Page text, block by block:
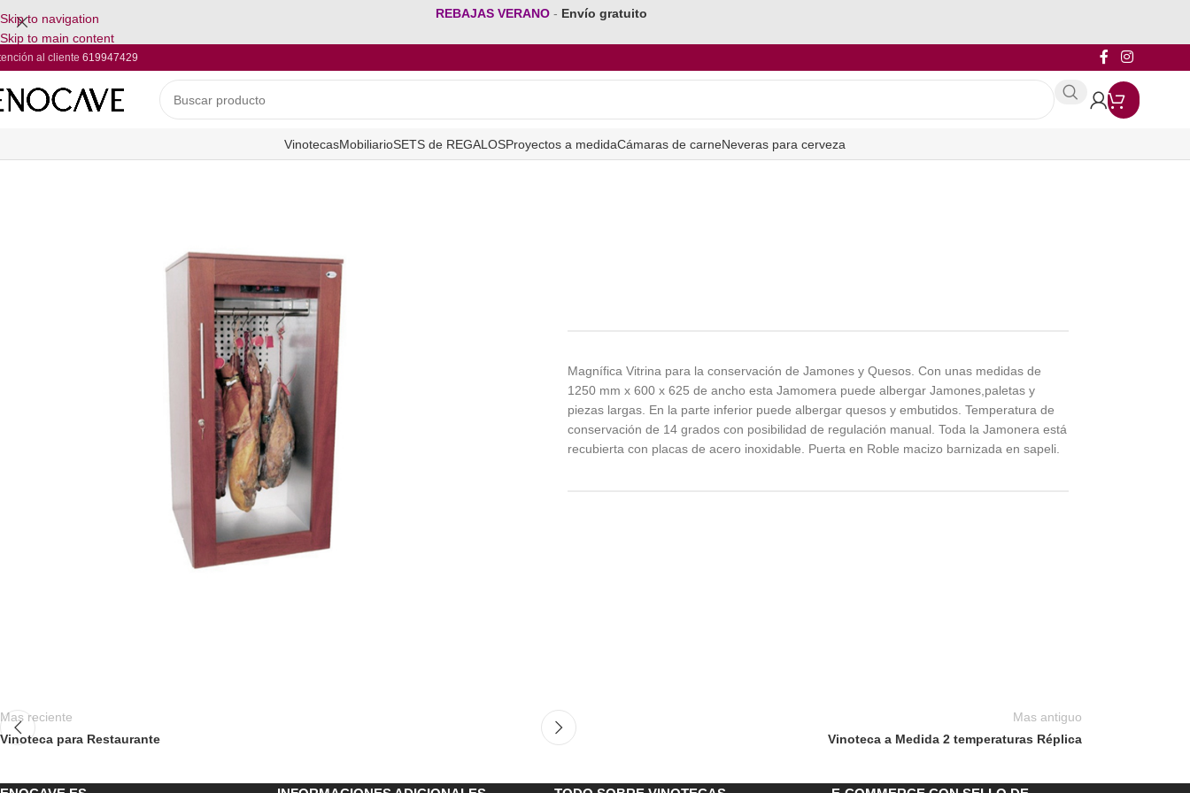
Skip to navigation
Skip to main content
REBAJAS VERANO - Envío gratuito
al cliente 619947429
VinotecasMobiliarioSETS de REGALOSProyectos a medidaCámaras de carneNeveras para cerveza
Magnífica Vitrina para la conservación de Jamones y Quesos. Con unas medidas de
1250 mm x 600 x 625 de ancho esta Jamomera puede albergar Jamones,paletas y
piezas largas. En la parte inferior puede albergar quesos y embutidos. Temperatura de
conservación de 14 grados con posibilidad de regulación manual. Toda la Jamonera está
recubierta con placas de acero inoxidable. Puerta en Roble macizo barnizada en sapeli.
Mas reciente
Vinoteca para Restaurante
Mas antiguo
Vinoteca a Medida 2 temperaturas Réplica